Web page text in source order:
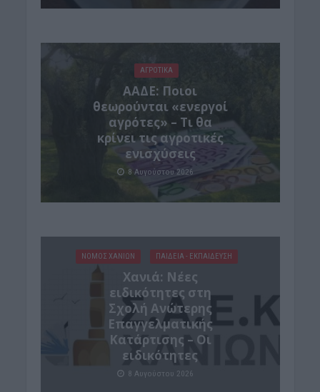
ΑΓΡΟΤΙΚΑ
ΑΑΔΕ: Ποιοι
θεωρούνται «ενεργοί
αγρότες» – Τι θα
κρίνει τις αγροτικές
ενισχύσεις
8 Αυγούστου 2026
ΝΟΜΌΣ ΧΑΝΊΩΝ ΠΑΙΔΕΙΑ - ΕΚΠΑΙΔΕΥΣΗ
Χανιά: Νέες
ειδικότητες στη
Σχολή Ανώτερης
Επαγγελματικής
Κατάρτισης – Οι
ειδικότητες
8 Αυγούστου 2026